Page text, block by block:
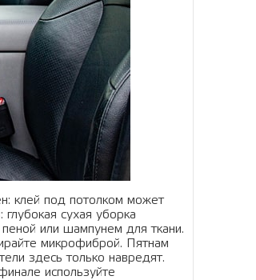
клей под потолком может
сухая уборка
или шампунем для ткани.
микрофиброй. Пятнам
здесь только навредят.
используйте